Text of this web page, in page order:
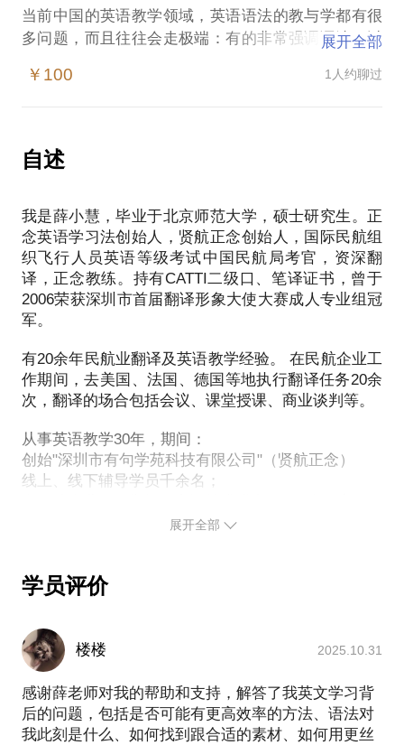
我愿意把自己几十年来学习语言习得所得来的经验总
结起来告诉你，帮助你了解语言本能的概念，学会创
造让语言本能发挥作用的内外条件，短期内突破英
能力。英语语言能力也是同理。
要想获得超强的语言能力，除了有意识地帮助孩子提
升心灵境界，丰富生命体验，培养思维能力、交际能
本人长期研究生命成长、语言习得等课题，精选出了
地把禅修与英语学习结合起来应用于英语教学当中，
取得了很好的效果。
我愿意把以下几个方面的经验分享给您：
心灵成长、生命体验、思维能力、知识结构与语言能
力的关系；
如何选择合适的语言素材，帮助青少年生命成长；
如何培养听读经典英文原著的能力和习惯；
如何通过听书全面提高语言能力，把您的孩子培养成
英语超人。
希望能够帮到您！愿您的孩子快乐充实地学好英语，
当前中国的英语教学领域，英语语法的教与学都有很
多问题，而且往往会走极端：有的非常强调语法，以
抛弃了语法，专门加强听说。
所介绍的语法体系过于繁杂，让学习者迷惑其中。
我引进美国Jeff Glauner 教授的语法体系，编写《结
效果显著。
我愿意与你分享的内容包括：
告诉您适当的学习语法的时机；
向您介绍精明易懂的语法体系；
展开全部
￥100 1人约聊过
自述
我是薛小慧，毕业于北京师范大学，硕士研究生。正
念英语学习法创始人，贤航正念创始人，国际民航组
织飞行人员英语等级考试中国民航局考官，资深翻
译，正念教练。持有CATTI二级口、笔译证书，曾于
2006荣获深圳市首届翻译形象大使大赛成人专业组冠
军。
有20余年民航业翻译及英语教学经验。 在民航企业工
作期间，去美国、法国、德国等地执行翻译任务20余
次，翻译的场合包括会议、课堂授课、商业谈判等。
从事英语教学30年，期间：
创始"深圳市有句学苑科技有限公司"（贤航正念）
线上、线下辅导学员千余名；
帮助多个传统文化学堂建立英语课程体系；
学员案例：
之旅》3次课，9课时，学会了怎样聆听，以及怎样将
聆听与其它训练相结合，收获很大。之后，她移居美
国，但仍在每周一次坚持上我的网课。她的朋友有些
在美国的培训机构学习英语，都惊讶于她英语的进
步。
展开全部
学员评价
楼楼 2025.10.31
感谢薛老师对我的帮助和支持，解答了我英文学习背
后的问题，包括是否可能有更高效率的方法、语法对
我此刻是什么、如何找到跟合适的素材、如何用更丝